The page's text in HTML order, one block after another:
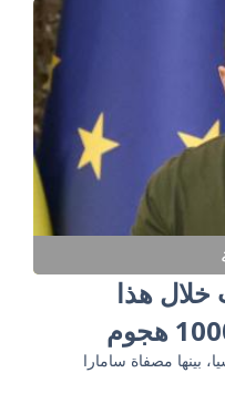
هذا
بينها مصفاة سامارا